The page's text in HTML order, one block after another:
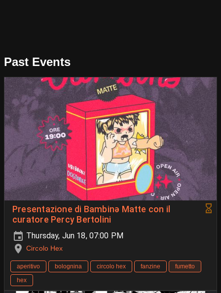
Past Events
Presentazione di Bambinə Matte con il
curatore Percy Bertolini
Thursday, Jun 18, 07:00 PM
Circolo Hex
aperitivo bolognina circolo hex fanzine
fumetto
hex